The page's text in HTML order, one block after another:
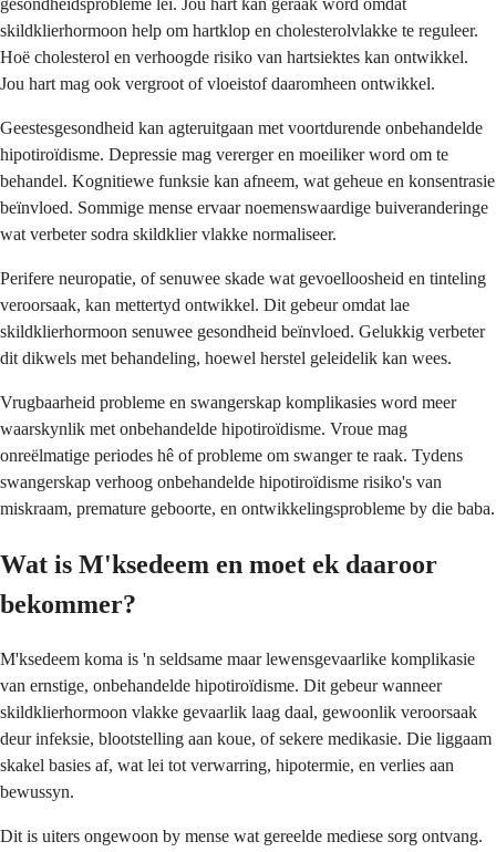
gesondheidsprobleme lei. Jou hart kan geraak word omdat
skildklierhormoon help om hartklop en cholesterolvlakke te reguleer.
Hoë cholesterol en verhoogde risiko van hartsiektes kan ontwikkel.
Jou hart mag ook vergroot of vloeistof daaromheen ontwikkel.
Geestesgesondheid kan agteruitgaan met voortdurende onbehandelde
hipotiroïdisme. Depressie mag vererger en moeiliker word om te
behandel. Kognitiewe funksie kan afneem, wat geheue en konsentrasie
beïnvloed. Sommige mense ervaar noemenswaardige buiveranderinge
wat verbeter sodra skildklier vlakke normaliseer.
Perifere neuropatie, of senuwee skade wat gevoelloosheid en tinteling
veroorsaak, kan mettertyd ontwikkel. Dit gebeur omdat lae
skildklierhormoon senuwee gesondheid beïnvloed. Gelukkig verbeter
dit dikwels met behandeling, hoewel herstel geleidelik kan wees.
Vrugbaarheid probleme en swangerskap komplikasies word meer
waarskynlik met onbehandelde hipotiroïdisme. Vroue mag
onreëlmatige periodes hê of probleme om swanger te raak. Tydens
swangerskap verhoog onbehandelde hipotiroïdisme risiko's van
miskraam, premature geboorte, en ontwikkelingsprobleme by die baba.
Wat is M'ksedeem en moet ek daaroor
bekommer?
M'ksedeem koma is 'n seldsame maar lewensgevaarlike komplikasie
van ernstige, onbehandelde hipotiroïdisme. Dit gebeur wanneer
skildklierhormoon vlakke gevaarlik laag daal, gewoonlik veroorsaak
deur infeksie, blootstelling aan koue, of sekere medikasie. Die liggaam
skakel basies af, wat lei tot verwarring, hipotermie, en verlies aan
bewussyn.
Dit is uiters ongewoon by mense wat gereelde mediese sorg ontvang.